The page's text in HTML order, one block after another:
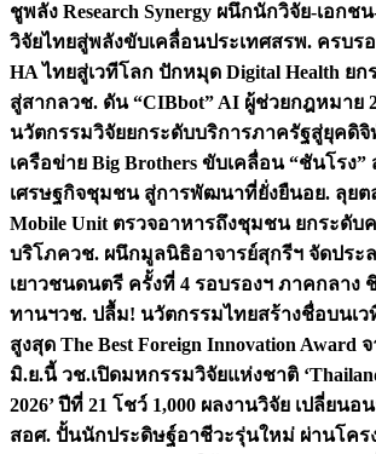
ชูพลัง Research Synergy ผนึกนักวิจัย-เอก
วิจัยไทยสู่พลังขับเคลื่อนประเทศสรพ. ครบร
HA ไทยสู่เวทีโลก ปักหมุด Digital Health ย
สู่สากลวช. ดัน “CIBbot” AI ผู้ช่วยกฎหมาย
นวัตกรรมวิจัยยกระดับบริการภาครัฐสู่ยุคดิจิ
เครือข่าย Big Brothers ขับเคลื่อน “ชันโรง”
เศรษฐกิจชุมชน สู่การพัฒนาที่ยั่งยืนอย. ลุย
Mobile Unit ตรวจอาหารถึงชุมชน ยกระดับ
บริโภควช. ผนึกมูลนิธิอาจารย์สุกรีฯ จัดประ
เยาวชนดนตรี ครั้งที่ 4 รอบรองฯ ภาคกลาง
ทานฯวช. ปลื้ม! นวัตกรรมไทยสร้างชื่อบนเว
สูงสุด The Best Foreign Innovation Award
มิ.ย.นี้ วช.เปิดมหกรรมวิจัยแห่งชาติ
2026’ ปีที่ 21 โชว์ 1,000 ผลงานวิจัย เปลี่ยนอ
สอศ. ปั้นนักประดิษฐ์อาชีวะรุ่นใหม่ ผ่านโคร